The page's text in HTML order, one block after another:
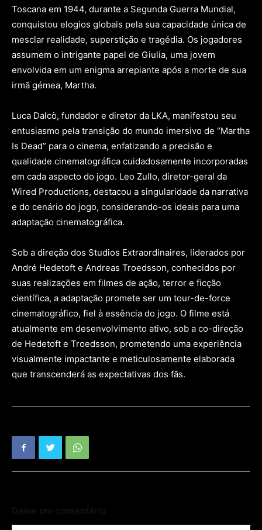
Toscana em 1944, durante a Segunda Guerra Mundial,
conquistou elogios globais pela sua capacidade única de
mesclar realidade, superstição e tragédia. Os jogadores
assumem o intrigante papel de Giulia, uma jovem
envolvida em um enigma arrepiante após a morte de sua
irmã gémea, Martha.
Luca Dalcò, fundador e diretor da LKA, manifestou seu
entusiasmo pela transição do mundo imersivo de “Martha
Is Dead” para o cinema, enfatizando a precisão e
qualidade cinematográfica cuidadosamente incorporadas
em cada aspecto do jogo. Leo Zullo, diretor-geral da
Wired Productions, destacou a singularidade da narrativa
e do cenário do jogo, considerando-os ideais para uma
adaptação cinematográfica.
Sob a direção dos Studios Extraordinaires, liderados por
André Hedetoft e Andreas Troedsson, conhecidos por
suas realizações em filmes de ação, terror e ficção
científica, a adaptação promete ser um tour-de-force
cinematográfico, fiel à essência do jogo. O filme está
atualmente em desenvolvimento ativo, sob a co-direção
de Hedetoft e Troedsson, prometendo uma experiência
visualmente impactante e meticulosamente elaborada
que transcenderá as expectativas dos fãs.